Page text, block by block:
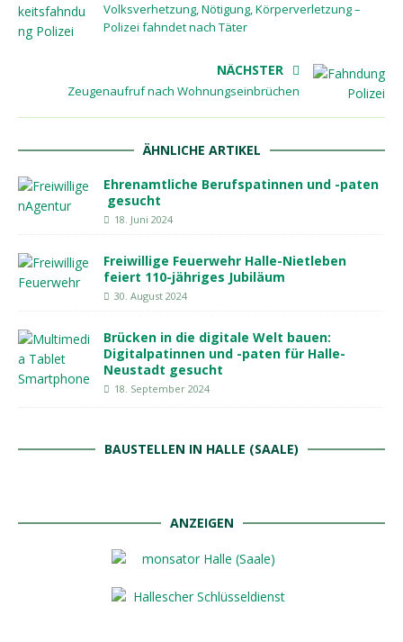
Volksverhetzung, Nötigung, Körperverletzung –
Polizei fahndet nach Täter
NÄCHSTER
Zeugenaufruf nach Wohnungseinbrüchen
ÄHNLICHE ARTIKEL
Ehrenamtliche Berufspatinnen und -paten
gesucht
18. Juni 2024
Freiwillige Feuerwehr Halle-Nietleben
feiert 110-jähriges Jubiläum
30. August 2024
Brücken in die digitale Welt bauen:
Digitalpatinnen und -paten für Halle-
Neustadt gesucht
18. September 2024
BAUSTELLEN IN HALLE (SAALE)
ANZEIGEN